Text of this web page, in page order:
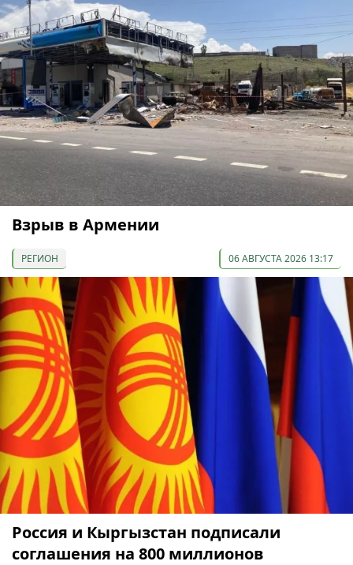
Взрыв в Армении
РЕГИОН 06 АВГУСТА 2026 13:17
Россия и Кыргызстан подписали
соглашения на 800 миллионов